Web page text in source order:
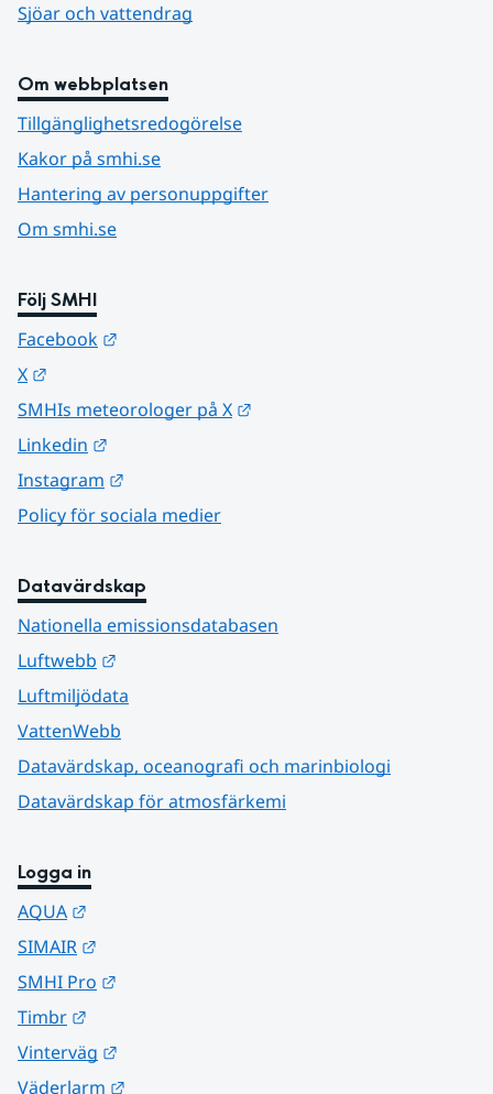
Sjöar och vattendrag
Om webbplatsen
Tillgänglighetsredogörelse
Kakor på smhi.se
Hantering av personuppgifter
Om smhi.se
Följ SMHI
Facebook
X
SMHIs meteorologer på X
Linkedin
Instagram
Policy för sociala medier
Datavärdskap
Nationella emissionsdatabasen
Luftwebb
Luftmiljödata
VattenWebb
Datavärdskap, oceanografi och marinbiologi
Datavärdskap för atmosfärkemi
Logga in
AQUA
SIMAIR
SMHI Pro
Timbr
Vinterväg
Väderlarm